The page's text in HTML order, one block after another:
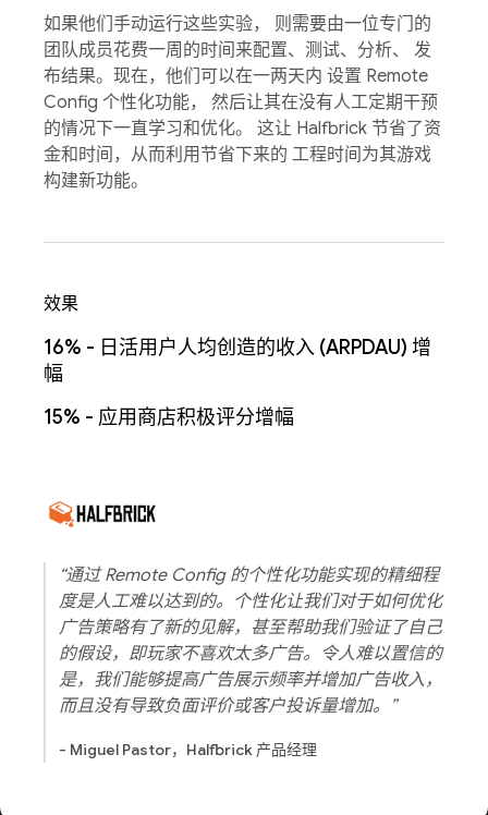
如果他们手动运行这些实验， 则需要由一位专门的
团队成员花费一周的时间来配置、测试、分析、 发
布结果。现在，他们可以在一两天内 设置 Remote
Config 个性化功能， 然后让其在没有人工定期干预
的情况下一直学习和优化。 这让 Halfbrick 节省了资
金和时间，从而利用节省下来的 工程时间为其游戏
构建新功能。
效果
16% - 日活用户人均创造的收入 (ARPDAU) 增
幅
15% - 应用商店积极评分增幅
“通过 Remote Config 的个性化功能实现的精细程
度是人工难以达到的。个性化让我们对于如何优化
广告策略有了新的见解，甚至帮助我们验证了自己
的假设，即玩家不喜欢太多广告。令人难以置信的
是，我们能够提高广告展示频率并增加广告收入，
而且没有导致负面评价或客户投诉量增加。”
- Miguel Pastor，Halfbrick 产品经理